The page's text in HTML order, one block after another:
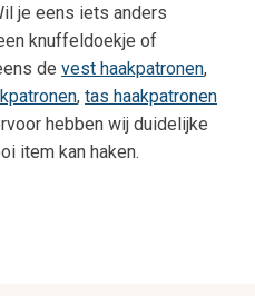
je eens iets anders
knuffeldoekje of
de vest haakpatronen,
, tas haakpatronen
hebben wij duidelijke
item kan haken.